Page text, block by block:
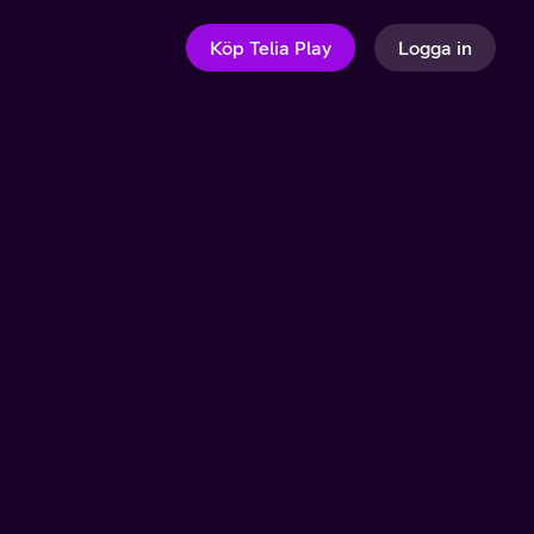
Köp Telia Play Logga in